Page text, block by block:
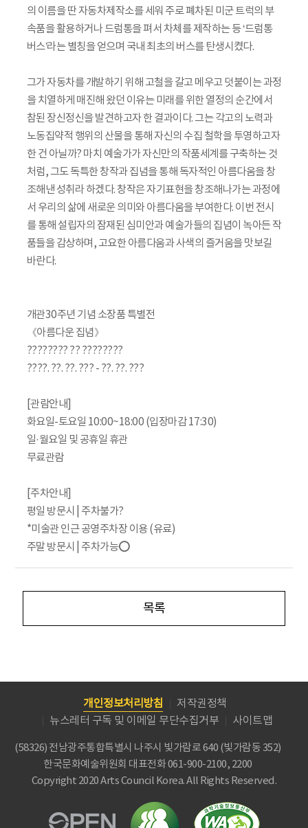
의 이름을 딴 자동차제작소를 세워 주로 폐차된 미군 트럭의 부
속품을 활용하거나 드럼통을 펴서 차체를 제작하는 등 ‘드럼통
버스’라는 별칭을 얻으며 국내 최초의 버스를 탄생시켰다.
그가 자동차를 개발하기 위해 고철을 갈고 메우고 덧붙이는 과정
을 치열하게 매진해 왔던 이유는 미래를 위한 열정의 순간에서
참된 장신정신을 발견하고자 한 결과이다. 그는 각고의 노력과
노동집약적 행위의 산물을 통해 자신의 수집 철학을 투영하고자
한 건 아닐까? 마치 예술가가 자신만의 작품세계를 구축하는 것
처럼, 그도 독특한 창작과 집념을 통해 독자적인 아름다움을 창
조해낸 성취라 하겠다. 창작은 자기표현을 창조해나가는 과정에
서 우리의 삶에 새로운 의미와 아름다움을 부여한다. 이번 전시
를 통해 설립자의 잠재된 심미안과 예술가들의 집념이 녹아든 작
품들을 감상하며, 고요한 아름다움과 사색의 즐거움을 맛보길
바란다.
개관30주년 기념 소장품 특별전
《아름다운 집념》
???????? ?? ????????
????. ??. ??. ??? - ??. ??. ???
[관람안내]
화요일-토요일 10:00~18:00 (입장마감 17:30)
일·월요일 및 공휴일 휴관
무료관람
[주차안내]
평일 방문시 | 주차불가?
*미술관 인근 공영주차장 이용 (유료)
주말 방문시 | 주차가능⭕
목록
개인정보처리방침
저작권정책
뉴스레터 구독 및 이메일 무단수집거부
사이트맵
(58326) 전남광주통합특별시 나주시 빛가람로 640 (빛가람동 352)
한국문화예술위원회 대표전화 061-900-2100, 2200
Copyright 2020 Arts Council Korea. All Rights Reserved.